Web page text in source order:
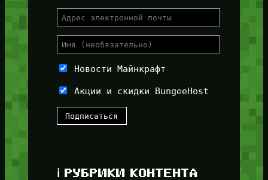
Новости Майнкрафт
Акции и скидки BungeeHost
ℹ️ РУБРИКИ КОНТЕНТА